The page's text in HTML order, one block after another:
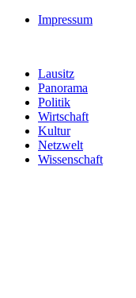
Impressum
Lausitz
Panorama
Politik
Wirtschaft
Kultur
Netzwelt
Wissenschaft